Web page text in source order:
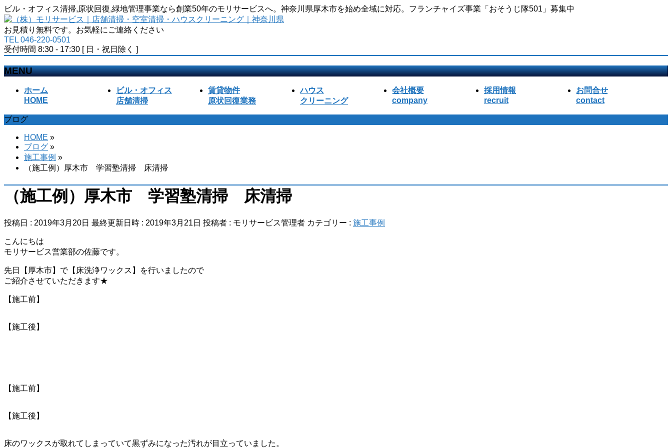
ビル・オフィス清掃,原状回復,緑地管理事業なら創業50年のモリサービスへ。神奈川県厚木市を始め全域に対応。フランチャイズ事業「おそうじ隊501」募集中
お見積り無料です。お気軽にご連絡ください
TEL 046-220-0501
受付時間 8:30 - 17:30 [ 日・祝日除く ]
MENU
ー
ホーム
HOME
ビル・オフィス
店舗清掃
賃貸物件
原状回復業務
ハウス
クリーニング
会社概要
company
採用情報
recruit
お問合せ
contact
ブログ
HOME »
ブログ »
施工事例 »
（施工例）厚木市 学習塾清掃 床清掃
（施工例）厚木市 学習塾清掃 床清掃
投稿日 : 2019年3月20日 最終更新日時 : 2019年3月21日 投稿者 : モリサービス管理者 カテゴリー : 施工事例
こんにちは
モリサービス営業部の佐藤です。
先日【厚木市】で【床洗浄ワックス】を行いましたので
ご紹介させていただきます★
【施工前】
【施工後】
【施工前】
【施工後】
床のワックスが取れてしまっていて黒ずみになった汚れが目立っていました。